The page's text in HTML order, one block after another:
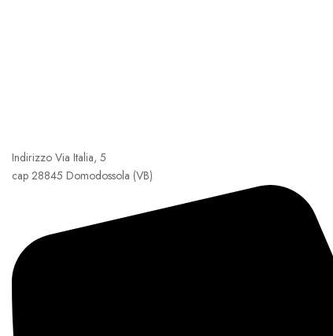
Indirizzo Via Italia, 5
cap 28845 Domodossola (VB)